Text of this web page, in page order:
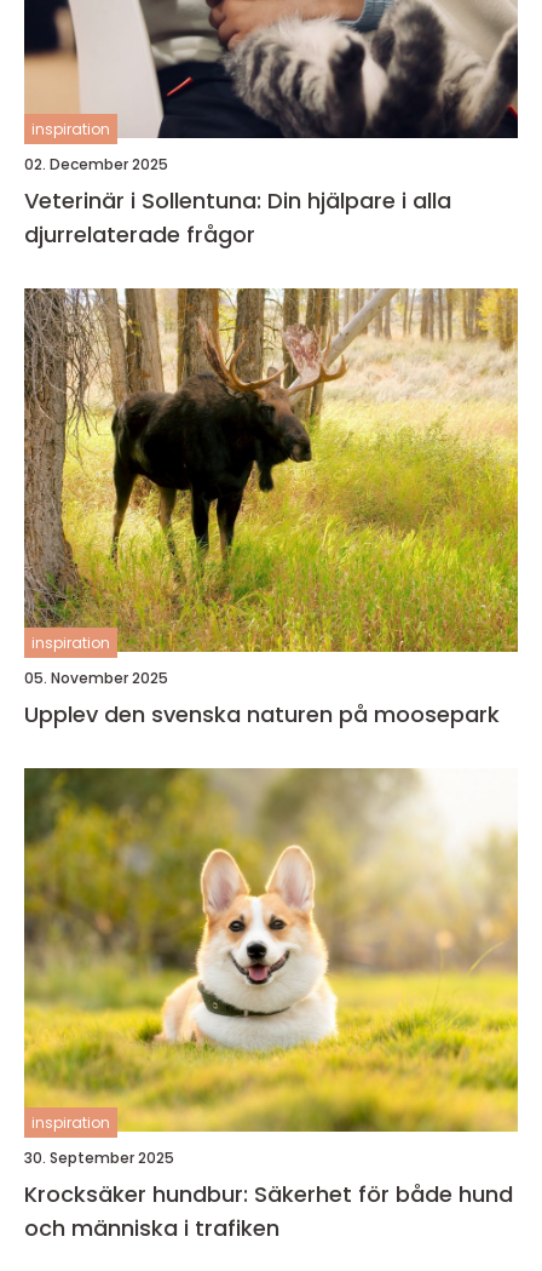
inspiration
02. December 2025
Veterinär i Sollentuna: Din hjälpare i alla
djurrelaterade frågor
inspiration
05. November 2025
Upplev den svenska naturen på moosepark
inspiration
30. September 2025
Krocksäker hundbur: Säkerhet för både hund
och människa i trafiken